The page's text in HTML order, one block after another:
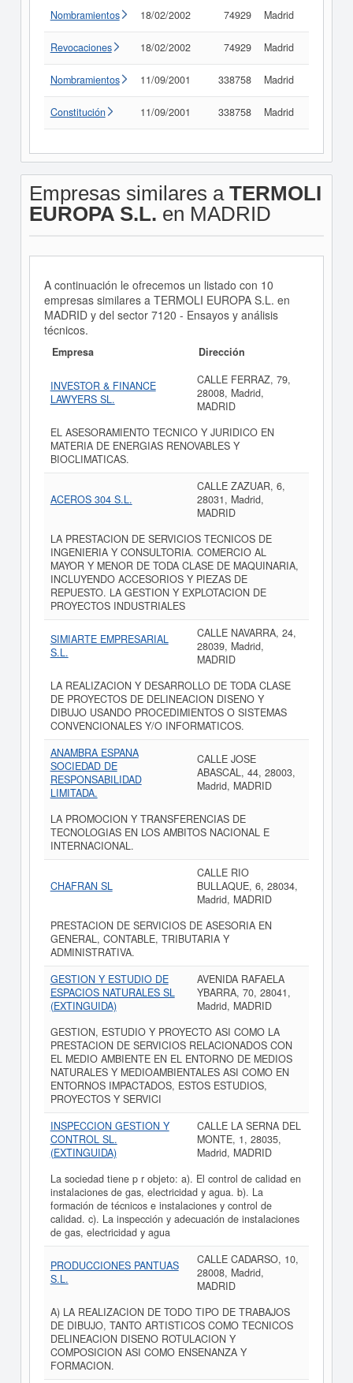
Nombramientos 18/02/2002 74929 Madrid
Revocaciones 18/02/2002 74929 Madrid
Nombramientos 11/09/2001 338758 Madrid
Constitución 11/09/2001 338758 Madrid
Empresas similares a TERMOLI
EUROPA S.L. en MADRID
A continuación le ofrecemos un listado con 10
empresas similares a TERMOLI EUROPA S.L. en
MADRID y del sector 7120 - Ensayos y análisis
técnicos.
Empresa Dirección
INVESTOR & FINANCE
LAWYERS SL.
CALLE FERRAZ, 79,
28008, Madrid,
MADRID
EL ASESORAMIENTO TECNICO Y JURIDICO EN
MATERIA DE ENERGIAS RENOVABLES Y
BIOCLIMATICAS.
ACEROS 304 S.L.
CALLE ZAZUAR, 6,
28031, Madrid,
MADRID
LA PRESTACION DE SERVICIOS TECNICOS DE
INGENIERIA Y CONSULTORIA. COMERCIO AL
MAYOR Y MENOR DE TODA CLASE DE MAQUINARIA,
INCLUYENDO ACCESORIOS Y PIEZAS DE
REPUESTO. LA GESTION Y EXPLOTACION DE
PROYECTOS INDUSTRIALES
SIMIARTE EMPRESARIAL
S.L.
CALLE NAVARRA, 24,
28039, Madrid,
MADRID
LA REALIZACION Y DESARROLLO DE TODA CLASE
DE PROYECTOS DE DELINEACION DISENO Y
DIBUJO USANDO PROCEDIMIENTOS O SISTEMAS
CONVENCIONALES Y/O INFORMATICOS.
ANAMBRA ESPANA
SOCIEDAD DE
RESPONSABILIDAD
LIMITADA.
CALLE JOSE
ABASCAL, 44, 28003,
Madrid, MADRID
LA PROMOCION Y TRANSFERENCIAS DE
TECNOLOGIAS EN LOS AMBITOS NACIONAL E
INTERNACIONAL.
CHAFRAN SL
CALLE RIO
BULLAQUE, 6, 28034,
Madrid, MADRID
PRESTACION DE SERVICIOS DE ASESORIA EN
GENERAL, CONTABLE, TRIBUTARIA Y
ADMINISTRATIVA.
GESTION Y ESTUDIO DE
ESPACIOS NATURALES SL
(EXTINGUIDA)
AVENIDA RAFAELA
YBARRA, 70, 28041,
Madrid, MADRID
GESTION, ESTUDIO Y PROYECTO ASI COMO LA
PRESTACION DE SERVICIOS RELACIONADOS CON
EL MEDIO AMBIENTE EN EL ENTORNO DE MEDIOS
NATURALES Y MEDIOAMBIENTALES ASI COMO EN
ENTORNOS IMPACTADOS, ESTOS ESTUDIOS,
PROYECTOS Y SERVICI
INSPECCION GESTION Y
CONTROL SL.
(EXTINGUIDA)
CALLE LA SERNA DEL
MONTE, 1, 28035,
Madrid, MADRID
La sociedad tiene p r objeto: a). El control de calidad en
instalaciones de gas, electricidad y agua. b). La
formación de técnicos e instalaciones y control de
calidad. c). La inspección y adecuación de instalaciones
de gas, electricidad y agua
PRODUCCIONES PANTUAS
S.L.
CALLE CADARSO, 10,
28008, Madrid,
MADRID
A) LA REALIZACION DE TODO TIPO DE TRABAJOS
DE DIBUJO, TANTO ARTISTICOS COMO TECNICOS
DELINEACION DISENO ROTULACION Y
COMPOSICION ASI COMO ENSENANZA Y
FORMACION.